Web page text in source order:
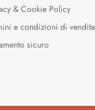
& Cookie Policy
e condizioni di vendita
sicuro